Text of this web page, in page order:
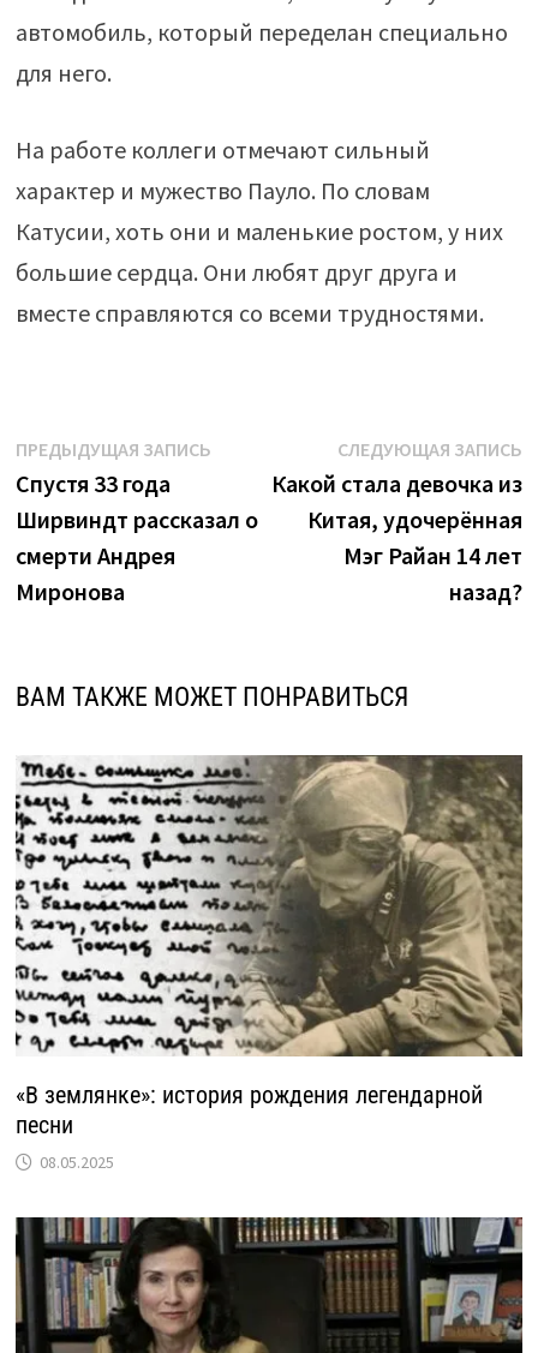
автомобиль, который переделан специально
для него.
На работе коллеги отмечают сильный
характер и мужество Пауло. По словам
Катусии, хоть они и маленькие ростом, у них
большие сердца. Они любят друг друга и
вместе справляются со всеми трудностями.
Навигация
по
записям
ПРЕДЫДУЩАЯ ЗАПИСЬПредыдущая
запись:
Спустя 33 года
Ширвиндт рассказал о
смерти Андрея
Миронова
СЛЕДУЮЩАЯ ЗАПИСЬ
Какой стала девочка из
Китая, удочерённая
Мэг Райан 14 лет
назад?
ВАМ ТАКЖЕ МОЖЕТ ПОНРАВИТЬСЯ
«В землянке»: история рождения легендарной
песни
08.05.2025